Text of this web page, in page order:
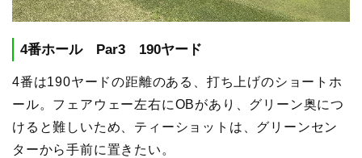
4番ホール Par3 190ヤード
4番は190ヤードの距離のある、打ち上げのショートホ
ール。フェアウェー左右にOBがあり、グリーン奥につ
けると難しいため、ティーショットは、グリーンセン
ターから手前に置きたい。